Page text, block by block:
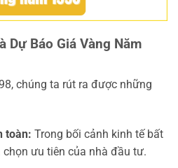
Dự Báo Giá Vàng Năm
chúng ta rút ra được những
toàn: Trong bối cảnh kinh tế bất
ưu tiên của nhà đầu tư.